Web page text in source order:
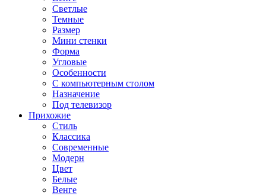
Светлые
Темные
Размер
Мини стенки
Форма
Угловые
Особенности
С компьютерным столом
Назначение
Под телевизор
Прихожие
Стиль
Классика
Современные
Модерн
Цвет
Белые
Венге